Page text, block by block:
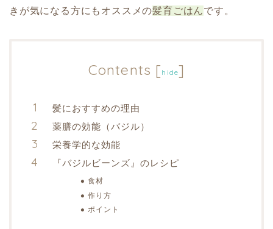
きが気になる方にもオススメの髪育ごはんです。
Contents [ hide]
髪におすすめの理由
薬膳の効能（バジル）
栄養学的な効能
『バジルビーンズ』のレシピ
食材
作り方
ポイント